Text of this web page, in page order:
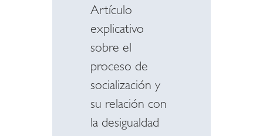
Artículo
explicativo
sobre el
proceso de
socialización y
su relación con
la desigualdad